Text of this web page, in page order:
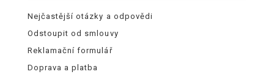
Nejčastější otázky a odpovědi
Odstoupit od smlouvy
Reklamační formulář
Doprava a platba